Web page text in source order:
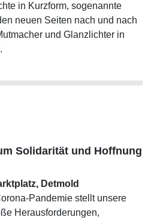
in Kurzform, sogenannte
neuen Seiten nach und nach
und Glanzlichter in
Solidarität und Hoffnung
Detmold
Pandemie stellt unsere
Herausforderungen,